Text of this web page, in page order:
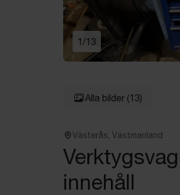
1 /13
Alla bilder (13)
Västerås, Västmanland
innehåll